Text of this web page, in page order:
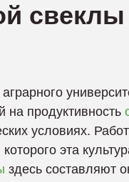
продуктивность
условиях.
эта
здесь составляют